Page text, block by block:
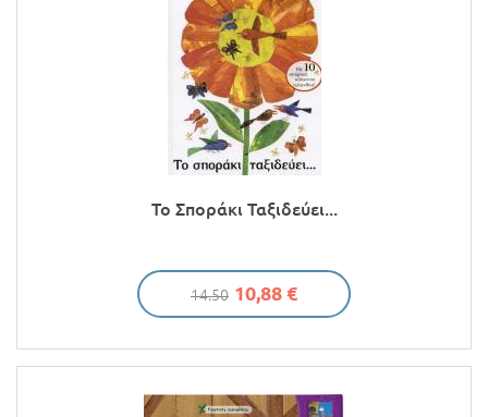
Το Σποράκι Ταξιδεύει...
14.50 10,88 €